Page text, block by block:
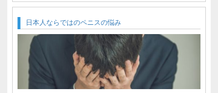
日本人ならではのペニスの悩み